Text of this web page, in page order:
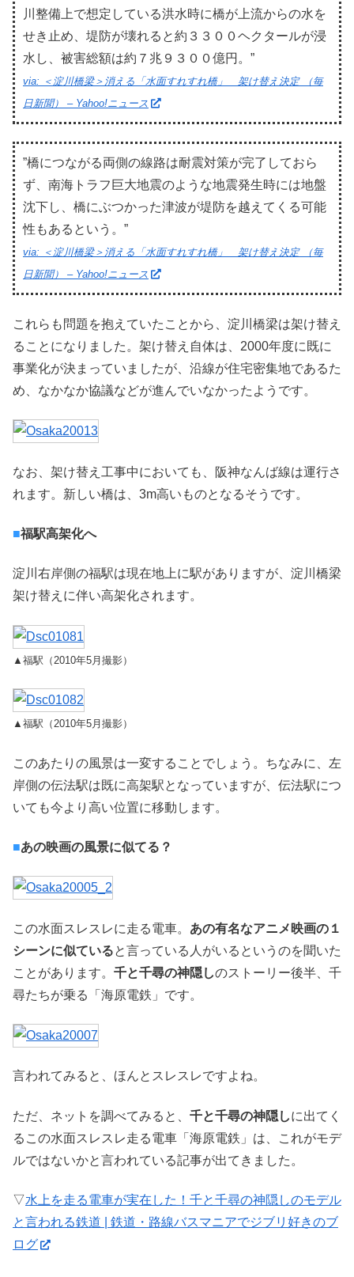
川整備上で想定している洪水時に橋が上流からの水を
せき止め、堤防が壊れると約３３００ヘクタールが浸
水し、被害総額は約７兆９３００億円。”
via: ＜淀川橋梁＞消える「水面すれすれ橋」 架け替え決定 （毎
日新聞） – Yahoo!ニュース
”橋につながる両側の線路は耐震対策が完了しておら
ず、南海トラフ巨大地震のような地震発生時には地盤
沈下し、橋にぶつかった津波が堤防を越えてくる可能
性もあるという。”
via: ＜淀川橋梁＞消える「水面すれすれ橋」 架け替え決定 （毎
日新聞） – Yahoo!ニュース
これらも問題を抱えていたことから、淀川橋梁は架け替え
ることになりました。架け替え自体は、2000年度に既に
事業化が決まっていましたが、沿線が住宅密集地であるた
め、なかなか協議などが進んでいなかったようです。
なお、架け替え工事中においても、阪神なんば線は運行さ
れます。新しい橋は、3m高いものとなるそうです。
■福駅高架化へ
淀川右岸側の福駅は現在地上に駅がありますが、淀川橋梁
架け替えに伴い高架化されます。
▲福駅（2010年5月撮影）
▲福駅（2010年5月撮影）
このあたりの風景は一変することでしょう。ちなみに、左
岸側の伝法駅は既に高架駅となっていますが、伝法駅につ
いても今より高い位置に移動します。
■あの映画の風景に似てる？
この水面スレスレに走る電車。 あの有名なアニメ映画の１
シーンに似ていると言っている人がいるというのを聞いた
ことがあります。 千と千尋の神隠しのストーリー後半、千
尋たちが乗る「海原電鉄」です。
言われてみると、ほんとスレスレですよね。
ただ、ネットを調べてみると、 千と千尋の神隠しに出てく
るこの水面スレスレ走る電車「海原電鉄」は、これがモデ
ルではないかと言われている記事が出てきました。
▽水上を走る電車が実在した！千と千尋の神隠しのモデル
と言われる鉄道 | 鉄道・路線バスマニアでジブリ好きのブ
ログ